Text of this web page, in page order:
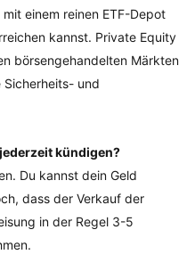
einem reinen ETF-Depot
kannst. Private Equity
börsengehandelten Märkten
und
kündigen?
Du kannst dein Geld
dass der Verkauf der
in der Regel 3-5